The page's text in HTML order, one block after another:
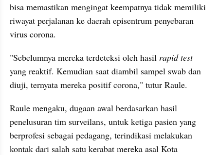
bisa memastikan mengingat keempatnya tidak memiliki
riwayat perjalanan ke daerah episentrum penyebaran
virus corona.
"Sebelumnya mereka terdeteksi oleh hasil
rapid test
yang reaktif. Kemudian saat diambil sampel swab dan
diuji, ternyata mereka positif corona," tutur Raule.
Raule mengaku, dugaan awal berdasarkan hasil
penelusuran tim surveilans, untuk ketiga pasien yang
berprofesi sebagai pedagang, terindikasi melakukan
kontak dari salah satu kerabat mereka asal Kota